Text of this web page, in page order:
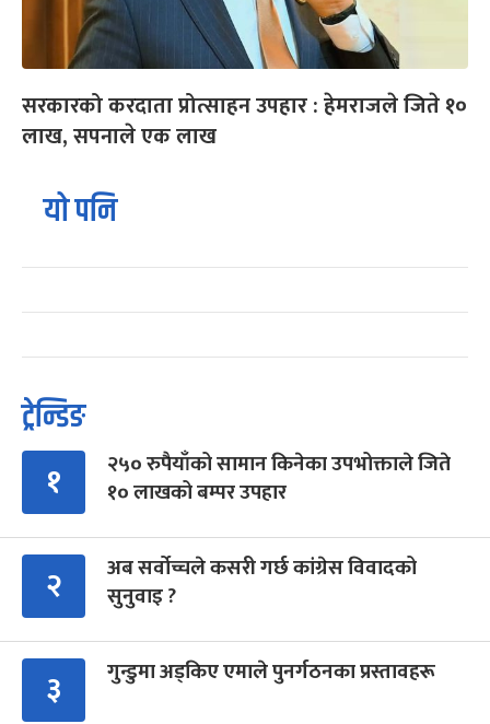
सरकारको करदाता प्रोत्साहन उपहार : हेमराजले जिते १०
लाख, सपनाले एक लाख
यो पनि
ट्रेन्डिङ
१
२५० रुपैयाँको सामान किनेका उपभोक्ताले जिते
१० लाखको बम्पर उपहार
२
अब सर्वोच्चले कसरी गर्छ कांग्रेस विवादको
सुनुवाइ ?
३ गुन्डुमा अड्किए एमाले पुनर्गठनका प्रस्तावहरू